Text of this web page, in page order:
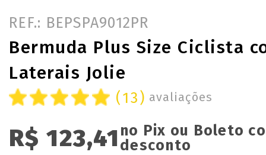
REF.: BEPSPA9012PR
Bermuda Plus Size Ciclista
Laterais Jolie
(13) avaliações
R$ 123,41 no Pix ou Boleto
desconto